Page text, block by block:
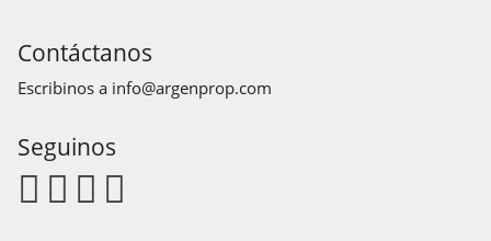
Contáctanos
Escribinos a info@argenprop.com
Seguinos